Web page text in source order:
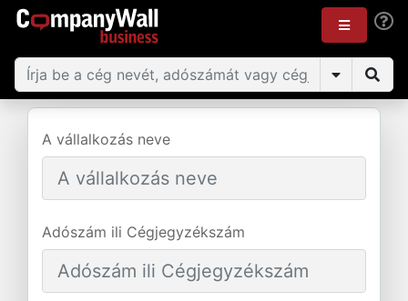
A vállalkozás neve
Adószám ili Cégjegyzékszám